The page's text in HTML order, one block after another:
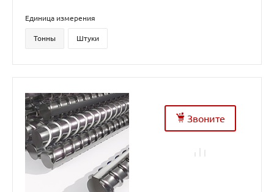
Единица измерения
Тонны Штуки
Звоните